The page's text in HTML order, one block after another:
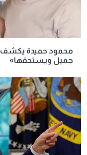
محمود حميدة يكشف
جميل ويستحقها»